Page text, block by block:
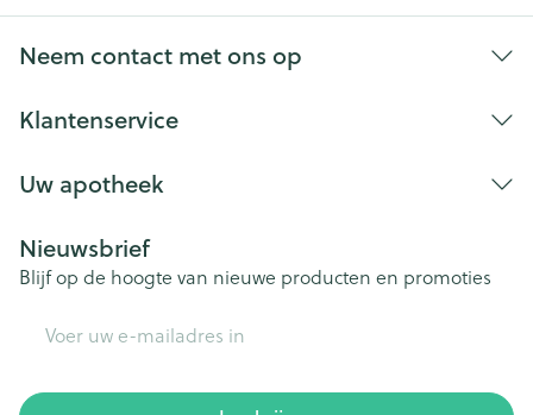
Neem contact met ons op
Klantenservice
Uw apotheek
Nieuwsbrief
Blijf op de hoogte van nieuwe producten en promoties